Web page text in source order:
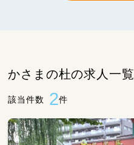
かさまの杜の求人一覧
該当件数 2件